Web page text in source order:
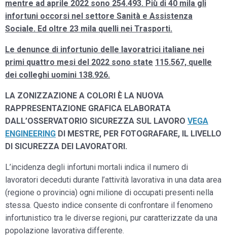
mentre ad aprile 2022 sono 254.493. Più di 40 mila gli
infortuni occorsi nel settore Sanità e Assistenza
Sociale. Ed oltre 23 mila quelli nei Trasporti.
Le denunce di infortunio delle lavoratrici italiane nei
primi quattro mesi del 2022 sono state 115.567, quelle
dei colleghi uomini 138.926.
LA ZONIZZAZIONE A COLORI È LA NUOVA
RAPPRESENTAZIONE GRAFICA ELABORATA
DALL’OSSERVATORIO SICUREZZA SUL LAVORO VEGA
ENGINEERING DI MESTRE, PER FOTOGRAFARE, IL LIVELLO
DI SICUREZZA DEI LAVORATORI.
L’incidenza degli infortuni mortali indica il numero di
lavoratori deceduti durante l’attività lavorativa in una data area
(regione o provincia) ogni milione di occupati presenti nella
stessa. Questo indice consente di confrontare il fenomeno
infortunistico tra le diverse regioni, pur caratterizzate da una
popolazione lavorativa differente.